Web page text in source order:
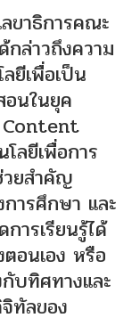
ขาธิการคณะ
ล่าวถึงความ
ยีเพื่อเป็น
อนในยุค
Content
ลยีเพื่อการ
วยสำคัญ
ารศึกษา และ
ารเรียนรู้ได้
อนเอง หรือ
บทิศทางและ
ทัลของ